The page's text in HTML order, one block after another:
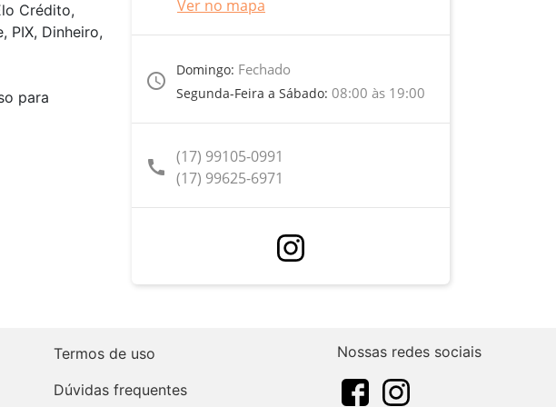
Crédito,
PIX, Dinheiro,
para
Ver no mapa
access_time
Domingo: Fechado
Segunda-Feira a Sábado: 08:00 às 19:00
call (17) 99105-0991
(17) 99625-6971
Termos de uso
Dúvidas frequentes
Nossas redes sociais